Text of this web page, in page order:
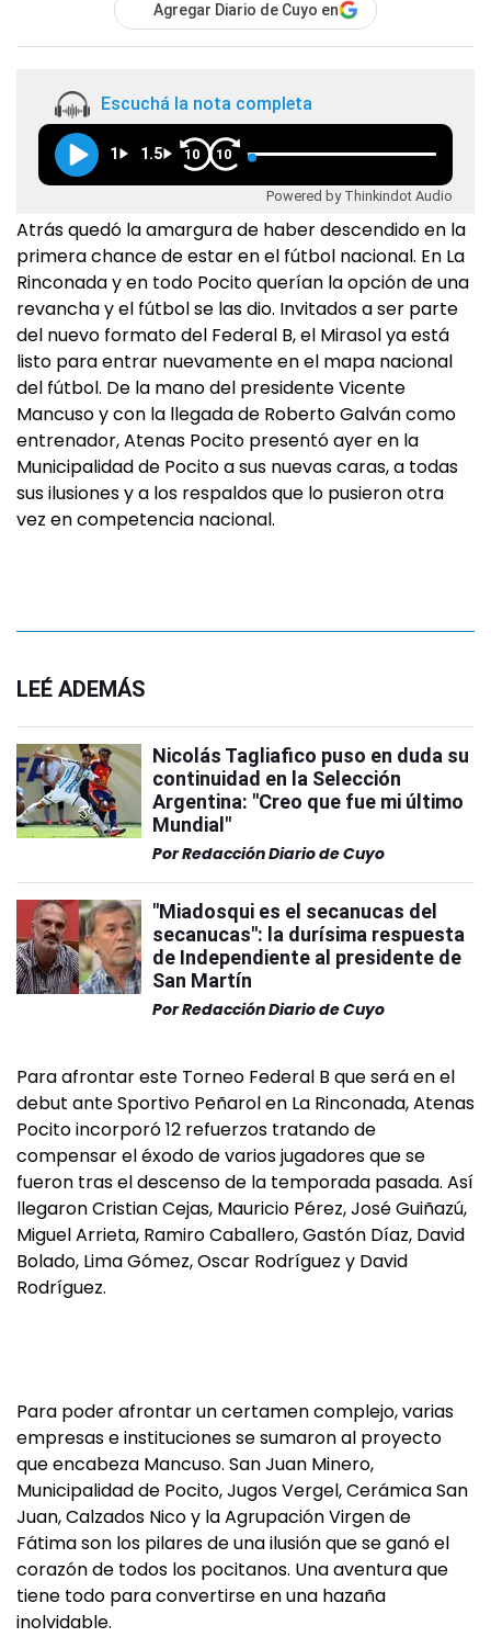
Agregar Diario de Cuyo en
Escuchá la nota completa
1 1.5 10 10
Powered by Thinkindot Audio
Atrás quedó la amargura de haber descendido en la
primera chance de estar en el fútbol nacional. En La
Rinconada y en todo Pocito querían la opción de una
revancha y el fútbol se las dio. Invitados a ser parte
del nuevo formato del Federal B, el Mirasol ya está
listo para entrar nuevamente en el mapa nacional
del fútbol. De la mano del presidente Vicente
Mancuso y con la llegada de Roberto Galván como
entrenador, Atenas Pocito presentó ayer en la
Municipalidad de Pocito a sus nuevas caras, a todas
sus ilusiones y a los respaldos que lo pusieron otra
vez en competencia nacional.
LEÉ ADEMÁS
Nicolás Tagliafico puso en duda su
continuidad en la Selección
Argentina: "Creo que fue mi último
Mundial"
PorRedacción Diario de Cuyo
"Miadosqui es el secanucas del
secanucas": la durísima respuesta
de Independiente al presidente de
San Martín
PorRedacción Diario de Cuyo
Para afrontar este Torneo Federal B que será en el
debut ante Sportivo Peñarol en La Rinconada, Atenas
Pocito incorporó 12 refuerzos tratando de
compensar el éxodo de varios jugadores que se
fueron tras el descenso de la temporada pasada. Así
llegaron Cristian Cejas, Mauricio Pérez, José Guiñazú,
Miguel Arrieta, Ramiro Caballero, Gastón Díaz, David
Bolado, Lima Gómez, Oscar Rodríguez y David
Rodríguez.
Para poder afrontar un certamen complejo, varias
empresas e instituciones se sumaron al proyecto
que encabeza Mancuso. San Juan Minero,
Municipalidad de Pocito, Jugos Vergel, Cerámica San
Juan, Calzados Nico y la Agrupación Virgen de
Fátima son los pilares de una ilusión que se ganó el
corazón de todos los pocitanos. Una aventura que
tiene todo para convertirse en una hazaña
inolvidable.